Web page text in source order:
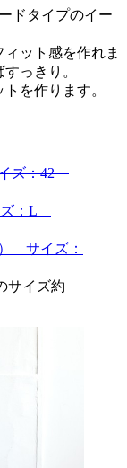
ドタイプのイー
ット感を作れま
っきり。
を作ります。
イズ：42
ズ：L
サイズ：
イズ約